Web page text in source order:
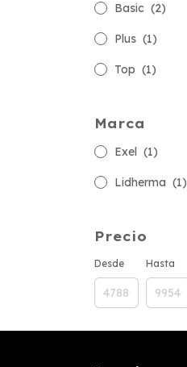
Basic (2)
Plus (1)
Top (1)
Marca
Exel (1)
Lidherma (1)
Precio
Desde Hasta